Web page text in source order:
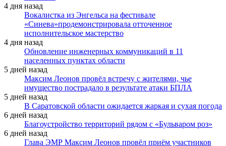
4 дня назад
Вокалистка из Энгельса на фестивале
«Синева»продемонстрировала отточенное
исполнительское мастерство
4 дня назад
Обновление инженерных коммуникаций в 11
населенных пунктах области
5 дней назад
Максим Леонов провёл встречу с жителями, чье
имущество пострадало в результате атаки БПЛА
5 дней назад
В Саратовской области ожидается жаркая и сухая погода
6 дней назад
Благоустройство территорий рядом с «Бульваром роз»
6 дней назад
Глава ЭМР Максим Леонов провёл приём участников